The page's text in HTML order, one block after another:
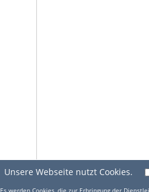
Unsere Webseite nutzt Cookies.
Es werden Cookies, die zur Erbringung der